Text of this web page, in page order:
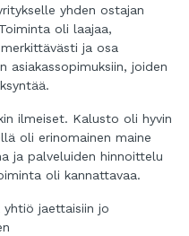
yhden ostajan
oli laajaa,
ja osa
asiakassopimuksiin, joiden
ilmeiset. Kalusto oli hyvin
oli erinomainen maine
ja palveluiden hinnoittelu
oli kannattavaa.
yhtiö jaettaisiin jo